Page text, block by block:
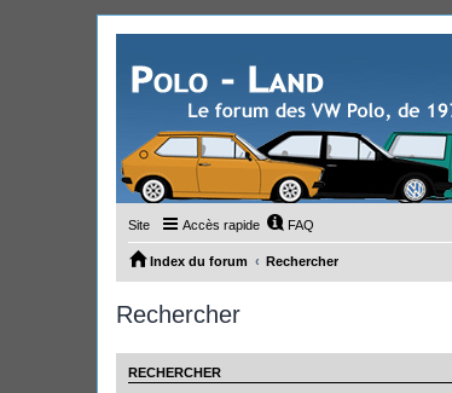
Site Accès rapide FAQ
Index du forum Rechercher
Rechercher
RECHERCHER